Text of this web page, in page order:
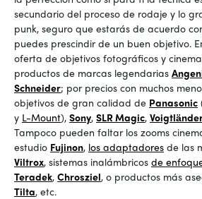
secundario del proceso de rodaje y lo
punk, seguro que estarás de acuerdo
puedes prescindir de un buen objetivo.
oferta de objetivos fotográficos y
productos de marcas legendarias
Schneider; por precios con muchos
objetivos de gran calidad de Panasonic
y L-Mount), Sony, SLR Magic,
Tampoco pueden faltar los zooms
estudio Fujinon, los adaptadores de las
Viltrox, sistemas inalámbricos de
Teradek, Chrosziel, o productos más
Tilta, etc.